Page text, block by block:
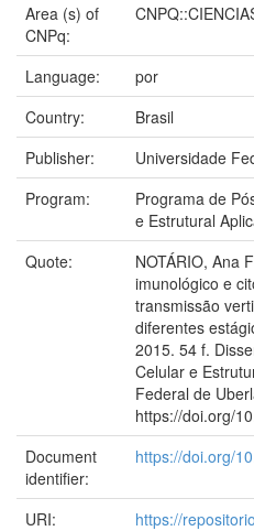
Area (s) of
CNPq:
Language:
por
Country:
Brasil
Publisher:
Universidade
Program:
Programa de
e Estrutural
Quote:
NOTÁRIO, Ana
imunológico e
transmissão
diferentes
2015. 54 f.
Celular e
Federal de
https://doi.org/
Document
identifier:
https://doi.org/
URI:
https://